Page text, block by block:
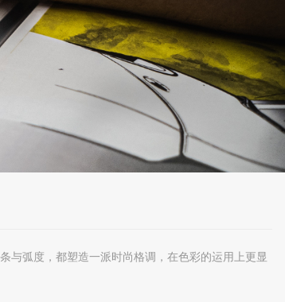
弧度，都塑造一派时尚格调，在色彩的运用上更显